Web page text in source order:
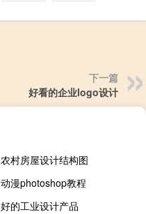
下一篇
好看的企业logo设计
农村房屋设计结构图
动漫photoshop教程
好的工业设计产品